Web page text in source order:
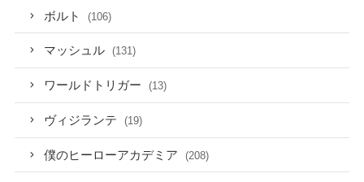
ボルト (106)
マッシュル (131)
ワールドトリガー (13)
ヴィジランテ (19)
僕のヒーローアカデミア (208)